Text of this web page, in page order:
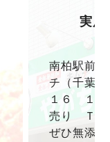
実店
南柏駅前
チ（千葉
１６ １F
売り ＴＥ
ぜひ無添